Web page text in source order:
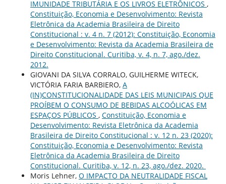
IMUNIDADE TRIBUTÁRIA E OS LIVROS ELETRÔNICOS ,
Constituição, Economia e Desenvolvimento: Revista
Eletrônica da Academia Brasileira de Direito
Constitucional : v. 4 n. 7 (2012): Constituição, Economia
e Desenvolvimento: Revista da Academia Brasileira de
Direito Constitucional. Curitiba, v. 4, n. 7, ago./dez.
2012.
GIOVANI DA SILVA CORRALO, GUILHERME WITECK,
VICTÓRIA FARIA BARBIERO, A
(IN)CONSTITUCIONALIDADE DAS LEIS MUNICIPAIS QUE
PROÍBEM O CONSUMO DE BEBIDAS ALCOÓLICAS EM
ESPAÇOS PÚBLICOS , Constituição, Economia e
Desenvolvimento: Revista Eletrônica da Academia
Brasileira de Direito Constitucional : v. 12 n. 23 (2020):
Constituição, Economia e Desenvolvimento: Revista
Eletrônica da Academia Brasileira de Direito
Constitucional. Curitiba, v. 12, n. 23, ago./dez. 2020.
Moris Lehner, O IMPACTO DA NEUTRALIDADE FISCAL